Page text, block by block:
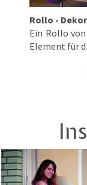
Rollo -
Ein Rollo
Element für